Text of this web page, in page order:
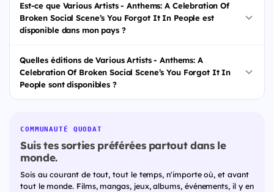
Est-ce que Various Artists - Anthems: A Celebration Of
Broken Social Scene’s You Forgot It In People est
disponible dans mon pays ?
Quelles éditions de Various Artists - Anthems: A
Celebration Of Broken Social Scene’s You Forgot It In
People sont disponibles ?
COMMUNAUTÉ QUODAT
Suis tes sorties préférées partout dans le
monde.
Sois au courant de tout, tout le temps, n'importe où, et avant
tout le monde. Films, mangas, jeux, albums, événements, il y en